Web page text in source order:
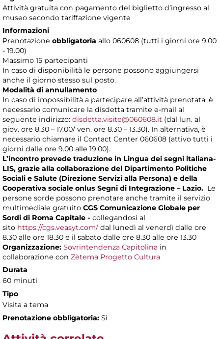
Attività gratuita con pagamento del biglietto d’ingresso al
museo secondo tariffazione vigente
Informazioni
Prenotazione obbligatoria allo 060608 (tutti i giorni ore 9.00
- 19.00)
Massimo 15 partecipanti
In caso di disponibilità le persone possono aggiungersi
anche il giorno stesso sul posto.
Modalità di annullamento
In caso di impossibilità a partecipare all’attività prenotata, è
necessario comunicare la disdetta tramite e-mail al
seguente indirizzo: disdetta.visite@060608.it (dal lun. al
giov. ore 8.30 – 17.00/ ven. ore 8.30 – 13.30). In alternativa, è
necessario chiamare il Contact Center 060608 (attivo tutti i
giorni dalle ore 9.00 alle 19.00).
L’incontro prevede traduzione in Lingua dei segni italiana-
LIS, grazie alla collaborazione del Dipartimento Politiche
Sociali e Salute (Direzione Servizi alla Persona) e della
Cooperativa sociale onlus Segni di Integrazione – Lazio. Le
persone sorde possono prenotare anche tramite il servizio
multimediale gratuito CGS Comunicazione Globale per
Sordi di Roma Capitale - collegandosi al
sito https://cgs.veasyt.com/dal lunedì al venerdì dalle ore
8.30 alle ore 18.30 e il sabato dalle ore 8.30 alle ore 13.30
Organizzazione: Sovrintendenza Capitolina in
collaborazione con Zètema Progetto Cultura
Durata
60 minuti
Tipo
Visita a tema
Prenotazione obbligatoria: Sì